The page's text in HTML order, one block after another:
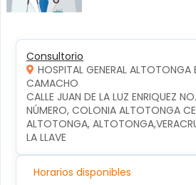
Consultorio
HOSPITAL GENERAL ALTOTONGA
CAMACHO
CALLE JUAN DE LA LUZ ENRIQUEZ
NÚMERO, COLONIA ALTOTONGA
ALTOTONGA,
LA LLAVE
Horarios disponibles